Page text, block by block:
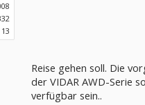
13
Reise gehen soll. Die
der VIDAR AWD-Serie
verfügbar sein..